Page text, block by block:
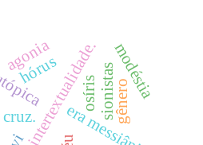
intertextualidade.sionistasgênero
modéstia
hórus
osíris
agonia
cruz.